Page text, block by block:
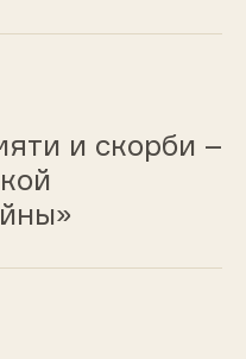
и скорби –